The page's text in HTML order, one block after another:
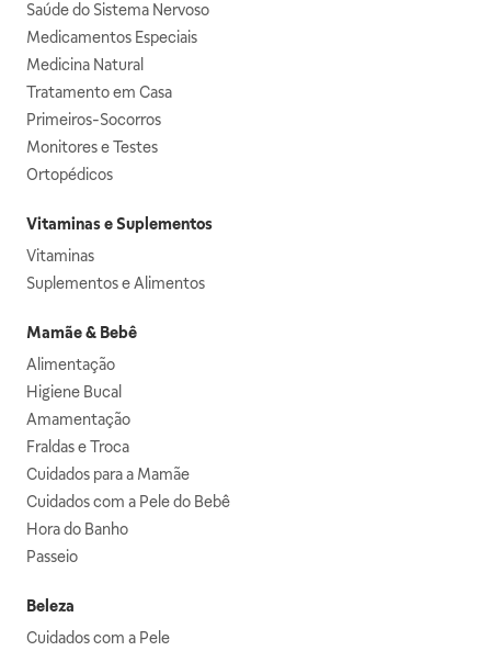
Saúde do Sistema Nervoso
Medicamentos Especiais
Medicina Natural
Tratamento em Casa
Primeiros-Socorros
Monitores e Testes
Ortopédicos
Vitaminas e Suplementos
Vitaminas
Suplementos e Alimentos
Mamãe & Bebê
Alimentação
Higiene Bucal
Amamentação
Fraldas e Troca
Cuidados para a Mamãe
Cuidados com a Pele do Bebê
Hora do Banho
Passeio
Beleza
Cuidados com a Pele